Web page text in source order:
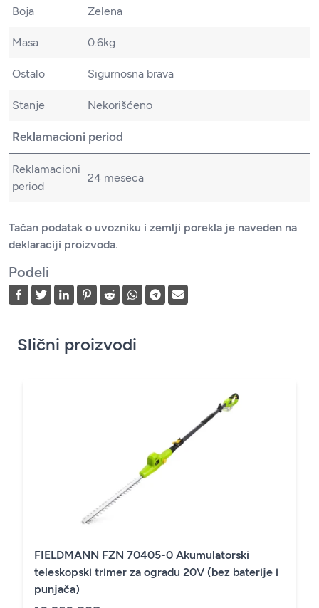
Boja Zelena
Masa 0.6kg
Ostalo Sigurnosna brava
Stanje Nekorišćeno
Reklamacioni period
Reklamacioni
period
24 meseca
Tačan podatak o uvozniku i zemlji porekla je naveden na
deklaraciji proizvoda.
Podeli
Slični proizvodi
FIELDMANN FZN 70405-0 Akumulatorski
teleskopski trimer za ogradu 20V (bez baterije i
punjača)